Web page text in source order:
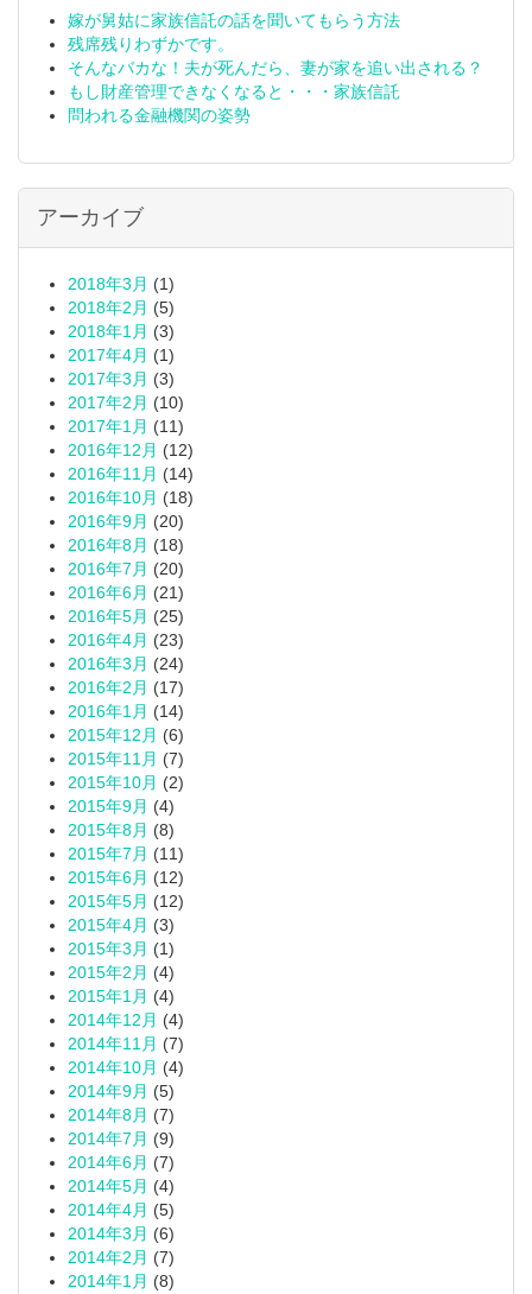
嫁が舅姑に家族信託の話を聞いてもらう方法
残席残りわずかです。
そんなバカな！夫が死んだら、妻が家を追い出される？
もし財産管理できなくなると・・・家族信託
問われる金融機関の姿勢
アーカイブ
2018年3月 (1)
2018年2月 (5)
2018年1月 (3)
2017年4月 (1)
2017年3月 (3)
2017年2月 (10)
2017年1月 (11)
2016年12月 (12)
2016年11月 (14)
2016年10月 (18)
2016年9月 (20)
2016年8月 (18)
2016年7月 (20)
2016年6月 (21)
2016年5月 (25)
2016年4月 (23)
2016年3月 (24)
2016年2月 (17)
2016年1月 (14)
2015年12月 (6)
2015年11月 (7)
2015年10月 (2)
2015年9月 (4)
2015年8月 (8)
2015年7月 (11)
2015年6月 (12)
2015年5月 (12)
2015年4月 (3)
2015年3月 (1)
2015年2月 (4)
2015年1月 (4)
2014年12月 (4)
2014年11月 (7)
2014年10月 (4)
2014年9月 (5)
2014年8月 (7)
2014年7月 (9)
2014年6月 (7)
2014年5月 (4)
2014年4月 (5)
2014年3月 (6)
2014年2月 (7)
2014年1月 (8)